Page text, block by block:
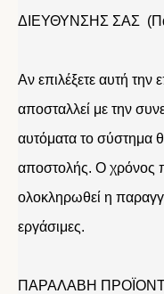
ΔΙΕΥΘΥΝΣΗΣ ΣΑΣ
Αν επιλέξετε αυτή την
αποσταλλεί με την
αυτόματα το σύστημα
αποστολής. Ο χρόνος
ολοκληρωθεί η
εργάσιμες.
ΠΑΡΑΛΑΒΗ